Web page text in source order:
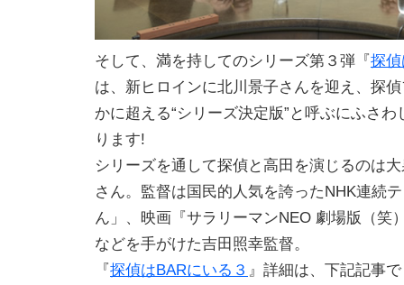
そして、満を持してのシリーズ第３弾『探
は、新ヒロインに北川景子さんを迎え、探
かに超える“シリーズ決定版”と呼ぶにふさ
ります!
シリーズを通して探偵と高田を演じるのは
さん。監督は国民的人気を誇ったNHK連続
ん」、映画『サラリーマンNEO 劇場版（笑
などを手がけた吉田照幸監督。
『探偵はBARにいる３ 』詳細は、下記記事